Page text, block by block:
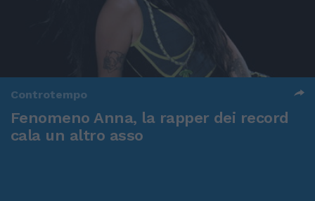
Controtempo
Fenomeno Anna, la rapper dei record
cala un altro asso